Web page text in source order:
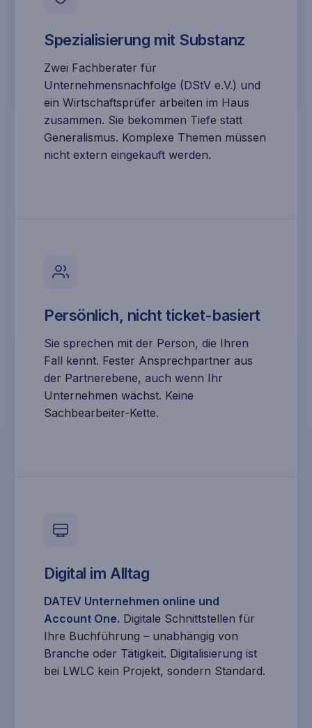
Spezialisierung mit Substanz
Zwei Fachberater für
Unternehmensnachfolge (DStV e.V.) und
ein Wirtschaftsprüfer arbeiten im Haus
zusammen. Sie bekommen Tiefe statt
Generalismus. Komplexe Themen müssen
nicht extern eingekauft werden.
Persönlich, nicht ticket-basiert
Sie sprechen mit der Person, die Ihren
Fall kennt. Fester Ansprechpartner aus
der Partnerebene, auch wenn Ihr
Unternehmen wächst. Keine
Sachbearbeiter-Kette.
Digital im Alltag
DATEV Unternehmen online und
Account One. Digitale Schnittstellen für
Ihre Buchführung – unabhängig von
Branche oder Tätigkeit. Digitalisierung ist
bei LWLC kein Projekt, sondern Standard.